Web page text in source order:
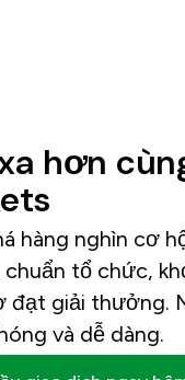
hơn
hàng nghìn cơ
tổ chức,
đạt giải thưởng.
và dễ dàng.